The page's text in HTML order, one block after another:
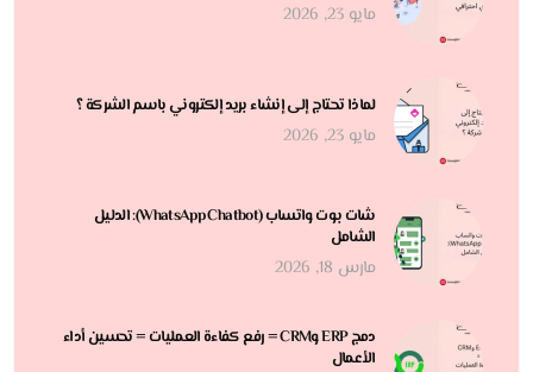
مايو 23, 2026
لماذا تحتاج إلى إنشاء بريد إلكتروني باسم الشركة ؟
مايو 23, 2026
شات بوت واتساب (WhatsApp Chatbot): الدليل
الشامل
مارس 18, 2026
دمج ERP وCRM = رفع كفاءة العمليات = تحسين أداء
الأعمال